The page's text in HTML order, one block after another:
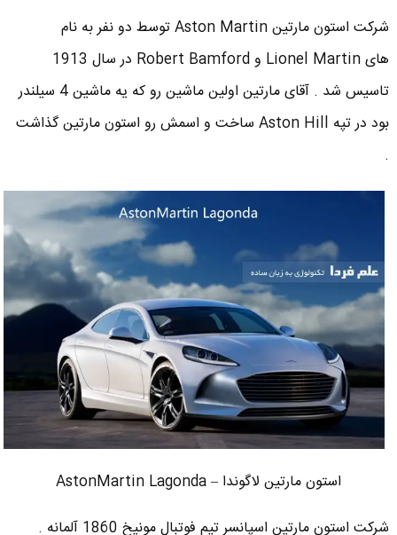
شرکت استون مارتین Aston Martin توسط دو نفر به نام
های Lionel Martin و Robert Bamford در سال 1913
تاسیس شد . آقای مارتین اولین ماشین رو که یه ماشین 4 سیلندر
بود در تپه Aston Hill ساخت و اسمش رو استون مارتین گذاشت
.
استون مارتین لاگوندا – AstonMartin Lagonda
شرکت استون مارتین اسپانسر تیم فوتبال مونیخ 1860 آلمانه .